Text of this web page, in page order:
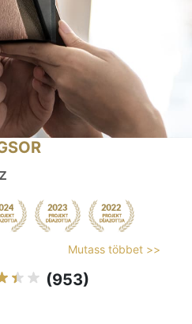
Mutass többet >>
(953)